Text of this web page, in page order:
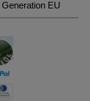
EU